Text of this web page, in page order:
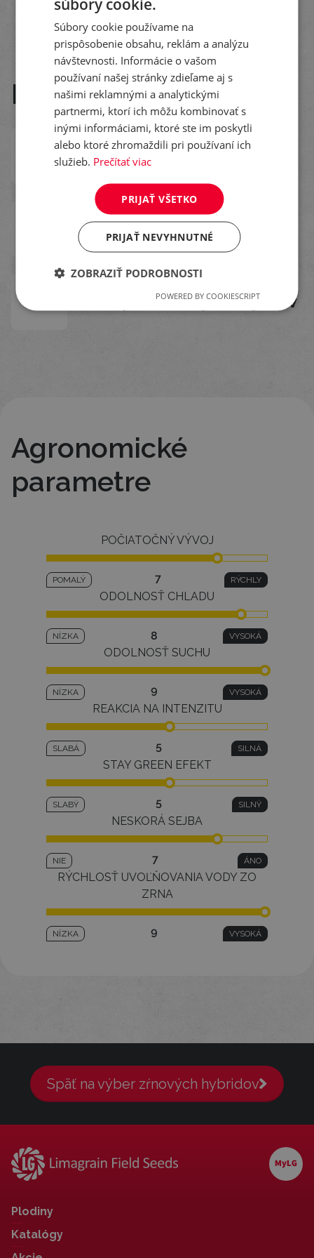
Prednosti
špoľahlivá úroda zrna
vysoká odolnosť voči suchu
menej pozberových zvyškov
Agronomické
parametre
POČIATOČNÝ VÝVOJ
POMALÝ 7 RÝCHLY
ODOLNOSŤ CHLADU
NÍZKA 8 VYSOKÁ
ODOLNOSŤ SUCHU
NÍZKA 9 VYSOKÁ
REAKCIA NA INTENZITU
SLABÁ 5 SILNÁ
STAY GREEN EFEKT
SLABÝ 5 SILNÝ
NESKORÁ SEJBA
NIE 7 ÁNO
RÝCHLOSŤ UVOĽŇOVANIA VODY ZO
ZRNA
NÍZKA 9 VYSOKÁ
Späť na výber zŕnových hybridov
Plodiny
Katalógy
Súbory cookie používame na
prispôsobenie obsahu, reklám a analýzu
návštevnosti. Informácie o vašom
používaní našej stránky zdieľame aj s
našimi reklamnými a analytickými
partnermi, ktorí ich môžu kombinovať s
inými informáciami, ktoré ste im poskytli
alebo ktoré zhromaždili pri používaní ich
služieb. Prečítať viac
PRIJAŤ VŠETKO
PRIJAŤ NEVYHNUTNÉ
ZOBRAZIŤ PODROBNOSTI
POWERED BY COOKIESCRIPT